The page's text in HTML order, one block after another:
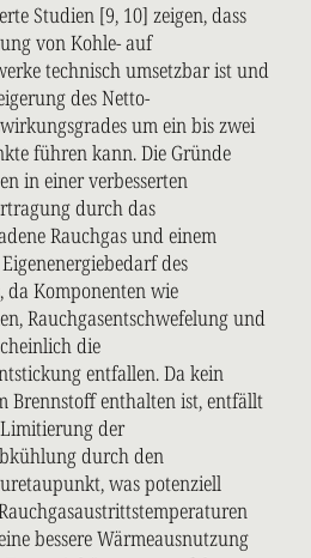
Studien [9, 10] zeigen, dass
von Kohle- auf
technisch umsetzbar ist und
des Netto-
um ein bis zwei
führen kann. Die Gründe
in einer verbesserten
durch das
Rauchgas und einem
des
da Komponenten wie
Rauchgasentschwefelung und
die
entfallen. Da kein
Brennstoff enthalten ist, entfällt
der
durch den
was potenziell
bessere Wärmeausnutzung